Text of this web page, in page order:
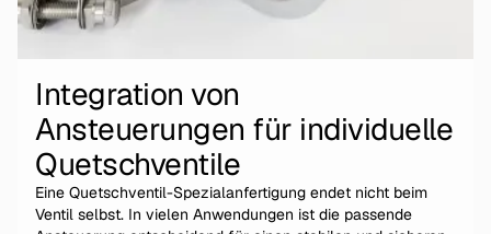
Integration von
Ansteuerungen für individuelle
Quetschventile
Eine Quetschventil-Spezialanfertigung endet nicht beim
Ventil selbst. In vielen Anwendungen ist die passende